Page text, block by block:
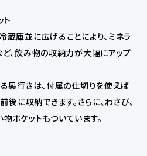
ト
蔵庫並に広げることにより、ミネラ
ど、飲み物の収納力が大幅にアップ
奥行きは、付属の仕切りを使えば
に収納できます。さらに、わさび、
ポケットもついています。